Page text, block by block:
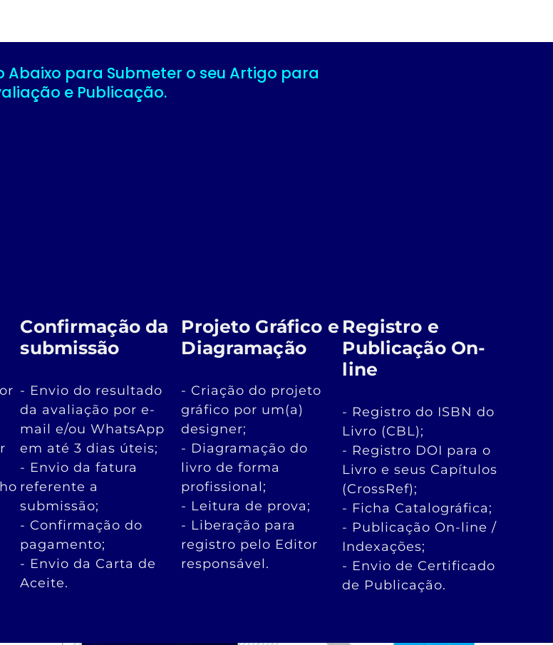
Abaixo para Submeter o seu Artigo para
e Publicação.
Confirmação da
submissão
- Envio do resultado
da avaliação por e-
mail e/ou WhatsApp
em até 3 dias úteis;
- Envio da fatura
referente a
submissão;
- Confirmação do
pagamento;
- Envio da Carta de
Aceite.
Projeto Gráfico e
Diagramação
- Criação do projeto
gráfico por um(a)
designer;
- Diagramação do
livro de forma
profissional;
- Leitura de prova;
- Liberação para
registro pelo Editor
responsável.
Registro e
Publicação On-
line
- Registro do ISBN do
Livro (CBL);
- Registro DOI para o
Livro e seus Capítulos
(CrossRef);
- Ficha Catalográfica;
- Publicação On-line /
Indexações;
- Envio de Certificado
de Publicação.